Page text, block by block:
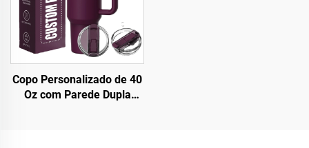
Copo Personalizado de 40
Oz com Parede Dupla